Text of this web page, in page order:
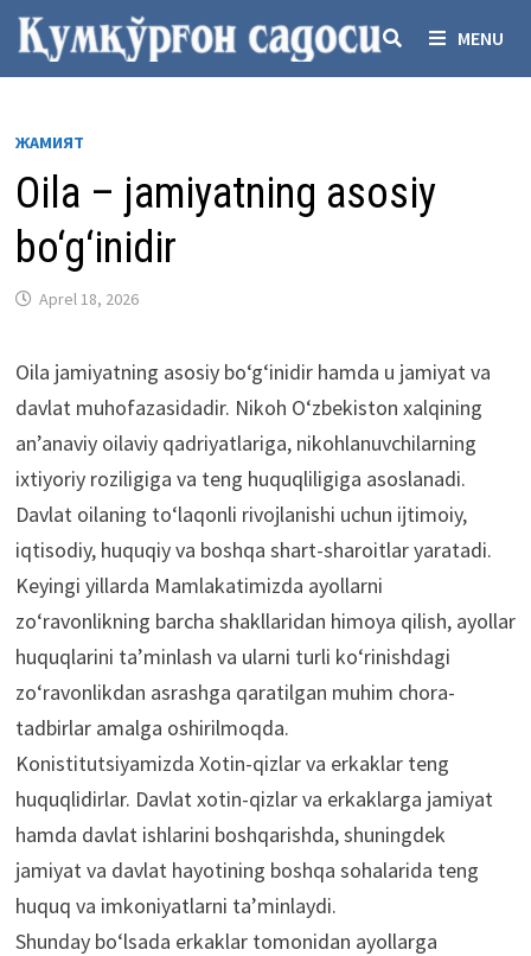
Skip
to
content
MENU
ЖАМИЯТ
Oila – jamiyatning asosiy
bo‘g‘inidir
Aprel 18, 2026
Oila jamiyatning asosiy bo‘g‘inidir hamda u jamiyat va
davlat muhofazasidadir. Nikoh O‘zbekiston xalqining
an’anaviy oilaviy qadriyatlariga, nikohlanuvchilarning
ixtiyoriy roziligiga va teng huquqliligiga asoslanadi.
Davlat oilaning to‘laqonli rivojlanishi uchun ijtimoiy,
iqtisodiy, huquqiy va boshqa shart-sharoitlar yaratadi.
Keyingi yillarda Mamlakatimizda ayollarni
zo‘ravonlikning barcha shakllaridan himoya qilish, ayollar
huquqlarini ta’minlash va ularni turli ko‘rinishdagi
zo‘ravonlikdan asrashga qaratilgan muhim chora-
tadbirlar amalga oshirilmoqda.
Konistitutsiyamizda Xotin-qizlar va erkaklar teng
huquqlidirlar. Davlat xotin-qizlar va erkaklarga jamiyat
hamda davlat ishlarini boshqarishda, shuningdek
jamiyat va davlat hayotining boshqa sohalarida teng
huquq va imkoniyatlarni ta’minlaydi.
Shunday bo‘lsada erkaklar tomonidan ayollarga